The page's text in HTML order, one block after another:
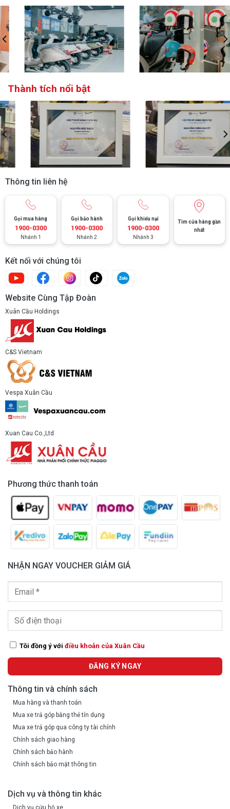
Thành tích nổi bật
Thông tin liên hệ
Gọi mua hàng
1900-0300
Nhánh 1
Gọi bảo hành
1900-0300
Nhánh 2
Gọi khiếu nại
1900-0300
Nhánh 3
Tìm cửa hàng gần
nhất
Kết nối với chúng tôi
Website Cùng Tập Đoàn
Xuân Cầu Holdings
C&S Vietnam
Vespa Xuân Cầu
Xuan Cau Co.,Ltd
Phương thức thanh toán
NHẬN NGAY VOUCHER GIẢM GIÁ
Tôi đồng ý với điều khoản của Xuân Cầu
Thông tin và chính sách
Mua hàng và thanh toán
Mua xe trả góp bằng thẻ tín dụng
Mua xe trả góp qua công ty tài chính
Chính sách giao hàng
Chính sách bảo hành
Chính sách bảo mật thông tin
Dịch vụ và thông tin khác